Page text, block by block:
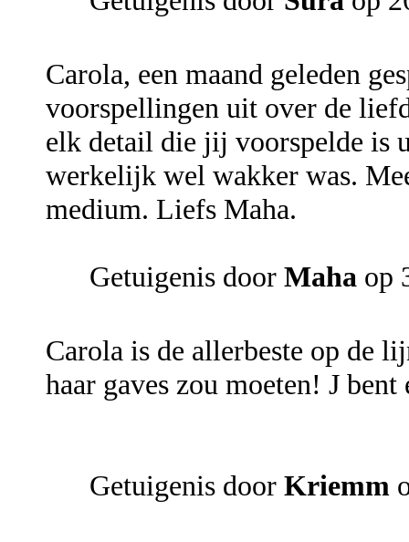
Carola, een maand geleden
voorspellingen uit over de
elk detail die jij voorspelde is
werkelijk wel wakker was.
medium. Liefs Maha.
Getuigenis door Maha op
Carola is de allerbeste op de
haar gaves zou moeten! J bent
Getuigenis door Kriemm